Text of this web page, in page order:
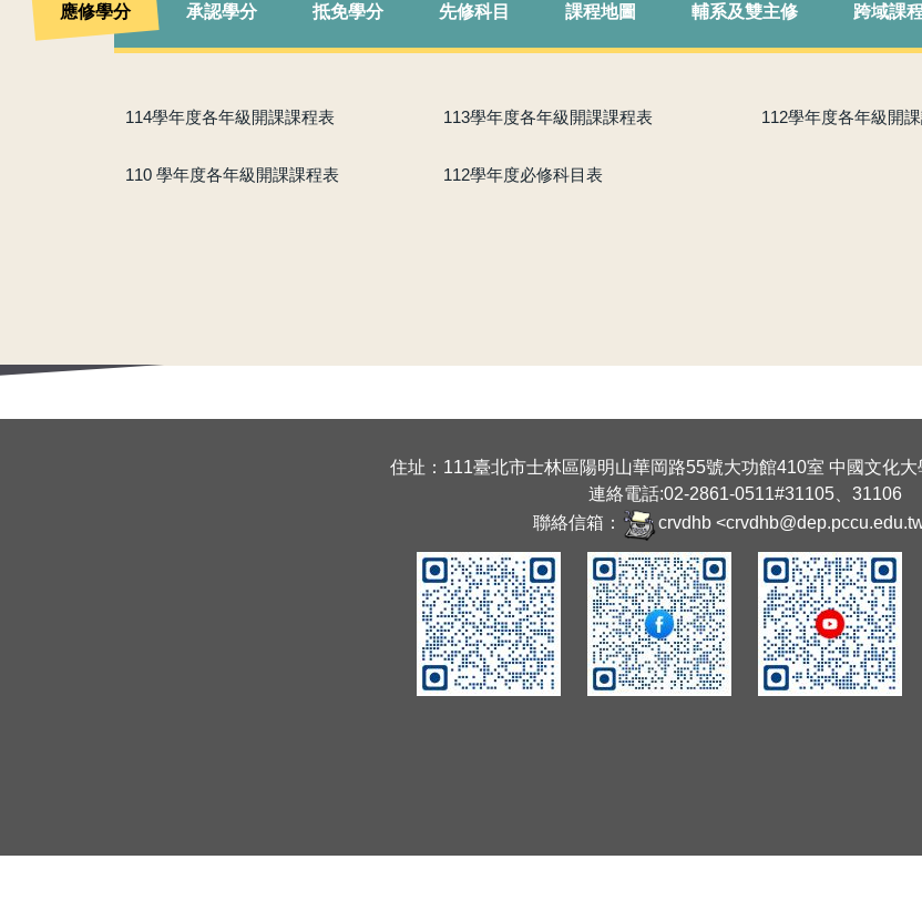
應修學分 承認學分 抵免學分 先修科目 課程地圖 輔系及雙主修 跨域課
114學年度各年級開課課程表 113學年度各年級開課課程表 112學年度各年級開
110 學年度各年級開課課程表 112學年度必修科目表
住址：111臺北市士林區陽明山華岡路55號大功館410室 中國文化
連絡電話:02-2861-0511#31105、31106
聯絡信箱：
crvdhb